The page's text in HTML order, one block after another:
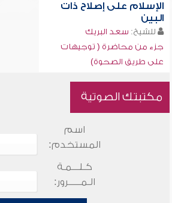
الإسلام على إصلاح ذات
البين
للشيخ: سعد البريك
جزء من محاضرة ( توجيهات
على طريق الصحوة)
مكتبتك الصوتية
اسم
المستخدم:
كـلـــمـة
الـمـــــرور: